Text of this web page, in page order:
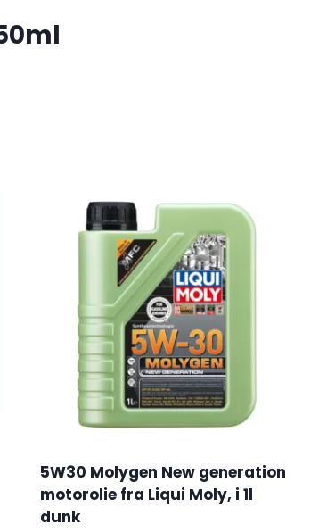
5W30 Molygen New generation
motorolie fra Liqui Moly, i 1l
dunk